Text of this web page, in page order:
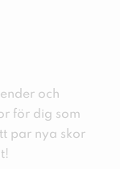
och
för dig som
par nya skor